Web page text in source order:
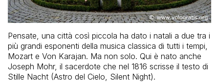
Pensate, una città così piccola ha dato i natali a due tra i
più grandi esponenti della musica classica di tutti i tempi,
Mozart e Von Karajan. Ma non solo. Qui è nato anche
Joseph Mohr, il sacerdote che nel 1816 scrisse il testo di
Stille Nacht (Astro del Cielo, Silent Night).